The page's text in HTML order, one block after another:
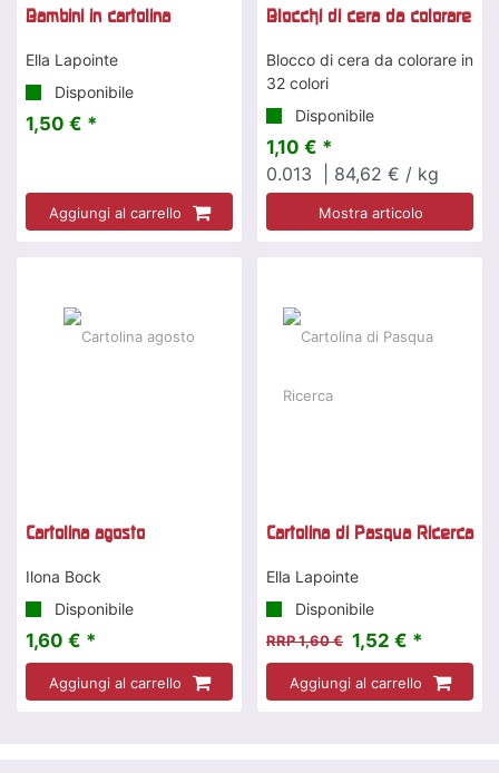
Bambini in cartolina
Ella Lapointe
Disponibile
1,50 € *
Aggiungi al carrello
Blocchi di cera da colorare
Blocco di cera da colorare in
32 colori
Disponibile
1,10 € *
0.013
| 84,62 € / kg
Mostra articolo
Cartolina agosto
Ilona Bock
Disponibile
1,60 € *
Aggiungi al carrello
Cartolina di Pasqua Ricerca
Ella Lapointe
Disponibile
RRP 1,60 € 1,52 € *
Aggiungi al carrello